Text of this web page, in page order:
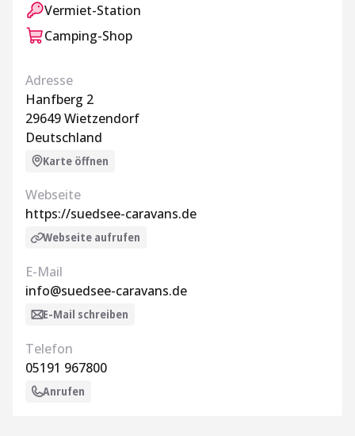
Vermiet-Station
Camping-Shop
Adresse
Hanfberg 2
29649 Wietzendorf
Deutschland
Karte öffnen
Webseite
https://suedsee-caravans.de
Webseite aufrufen
E-Mail
info@suedsee-caravans.de
E-Mail schreiben
Telefon
05191 967800
Anrufen